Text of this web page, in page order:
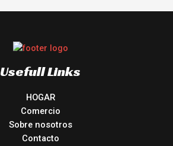
Usefull Links
HOGAR
Comercio
Sobre nosotros
Contacto